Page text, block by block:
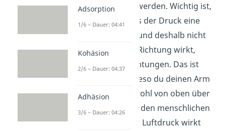
Fläche dargestellt werden. Wichtig ist,
dass du weißt, dass der Druck eine
skalare Größe hat und deshalb nicht
in eine bestimmte Richtung wirkt,
sondern in alle Richtungen. Das ist
auch der Grund wieso du deinen Arm
heben kannst, obwohl von oben über
23 Tonnen Luft auf den menschlichen
Körper wirken. Der Luftdruck wirkt
Adsorption
1/6 – Dauer: 04:41
Kohäsion
2/6 – Dauer: 04:37
Adhäsion
3/6 – Dauer: 04:26